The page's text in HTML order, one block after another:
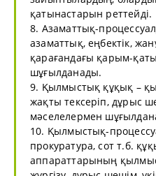
қатынастарын реттейді.
8. Азаматтық-
азаматтық, еңбектік,
қарағандағы қарым-
шұғылданады.
9. Қылмыстық құқық –
жақты тексеріп, дұрыс
мәселелермен
10. Қылмыстық-
прокуратура, сот т.б.
аппараттарының